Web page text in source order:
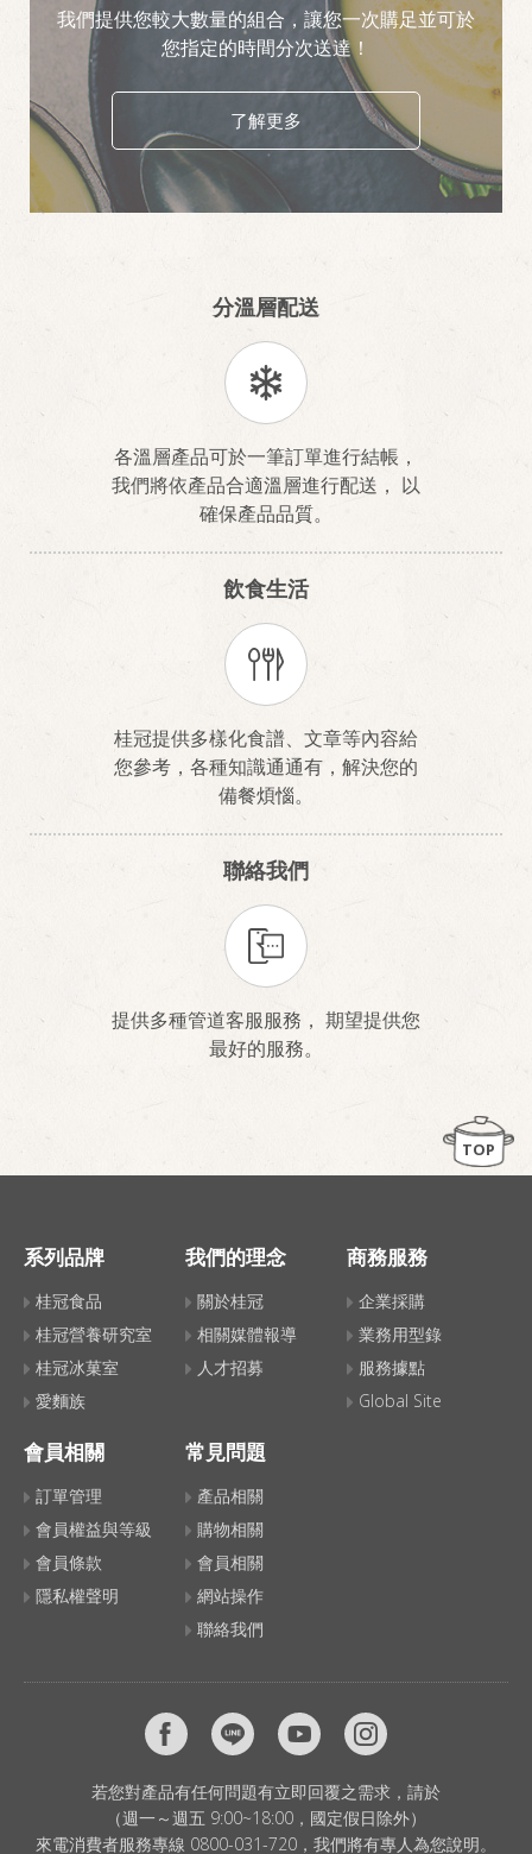
我們提供您較大數量的組合，讓您一次購足並可於
您指定的時間分次送達！
了解更多
分溫層配送
各溫層產品可於一筆訂單進行結帳，
我們將依產品合適溫層進行配送， 以
確保產品品質。
飲食生活
桂冠提供多樣化食譜、文章等內容給
您參考，各種知識通通有，解決您的
備餐煩惱。
聯絡我們
提供多種管道客服服務， 期望提供您
最好的服務。
TOP
系列品牌
桂冠食品
桂冠營養研究室
桂冠冰菓室
愛麵族
我們的理念
關於桂冠
相關媒體報導
人才招募
商務服務
企業採購
業務用型錄
服務據點
Global Site
會員相關
訂單管理
會員權益與等級
會員條款
隱私權聲明
常見問題
產品相關
購物相關
會員相關
網站操作
聯絡我們
若您對產品有任何問題有立即回覆之需求，請於
（週一～週五 9:00~18:00，國定假日除外）
來電消費者服務專線 0800-031-720，我們將有專人為您說明。